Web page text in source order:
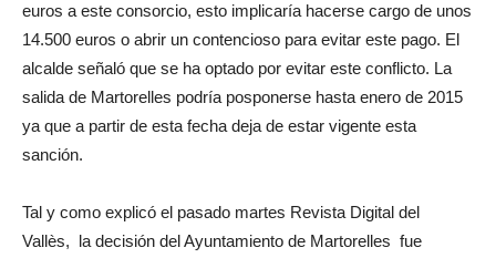
euros a este consorcio, esto implicaría hacerse cargo de unos
14.500 euros o abrir un contencioso para evitar este pago. El
alcalde señaló que se ha optado por evitar este conflicto. La
salida de Martorelles podría posponerse hasta enero de 2015
ya que a partir de esta fecha deja de estar vigente esta
sanción.
Tal y como explicó el pasado martes Revista Digital del
Vallès, la decisión del Ayuntamiento de Martorelles fue